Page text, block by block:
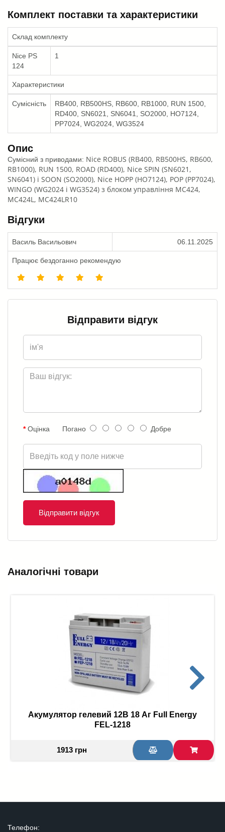
Комплект поставки та характеристики
Склад комплекту
Nice PS
124
1
Характеристики
Сумісність
RB400, RB500HS, RB600, RB1000, RUN 1500,
RD400, SN6021, SN6041, SO2000, HO7124,
PP7024, WG2024, WG3524
Опис
Сумісний з приводами: Nice ROBUS (RB400, RB500HS, RB600,
RB1000), RUN 1500, ROAD (RD400), Nice SPIN (SN6021,
SN6041) і SOON (SO2000), Nice HOPP (HO7124), POP (PP7024),
WINGO (WG2024 і WG3524) з блоком управління MC424,
MC424L, MC424LR10
Відгуки
Василь Васильович 06.11.2025
Працює бездоганно рекомендую
Відправити відгук
Оцінка Погано Добре
Відправити відгук
Аналогічні товари
Акумулятор гелевий 12В 18 Аг Full Energy
FEL-1218
1913 грн
Телефон: